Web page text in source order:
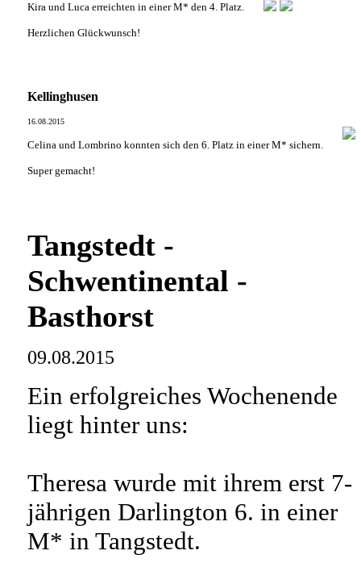
Kira und Luca erreichten in einer M* den 4. Platz.
Herzlichen Glückwunsch!
Kellinghusen
16.08.2015
Celina und Lombrino konnten sich den 6. Platz in einer M* sichern.
Super gemacht!
Tangstedt -
Schwentinental -
Basthorst
09.08.2015
Ein erfolgreiches Wochenende
liegt hinter uns:
Theresa wurde mit ihrem erst 7-
jährigen Darlington 6. in einer
M* in Tangstedt.